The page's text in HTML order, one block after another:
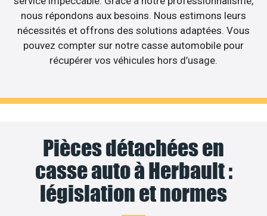
nous répondons aux besoins. Nous estimons leurs
nécessités et offrons des solutions adaptées. Vous
pouvez compter sur notre casse automobile pour
récupérer vos véhicules hors d’usage.
Pièces détachées en
casse auto à Herbault :
législation et normes